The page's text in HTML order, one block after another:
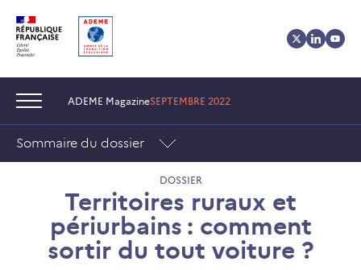
au
contenu
au
menu
des
cookies
Navigation :ADEME MagazineSEPTEMBRE 2022
Sommaire du dossier
DOSSIER
Territoires ruraux et
périurbains : comment
sortir du tout voiture ?